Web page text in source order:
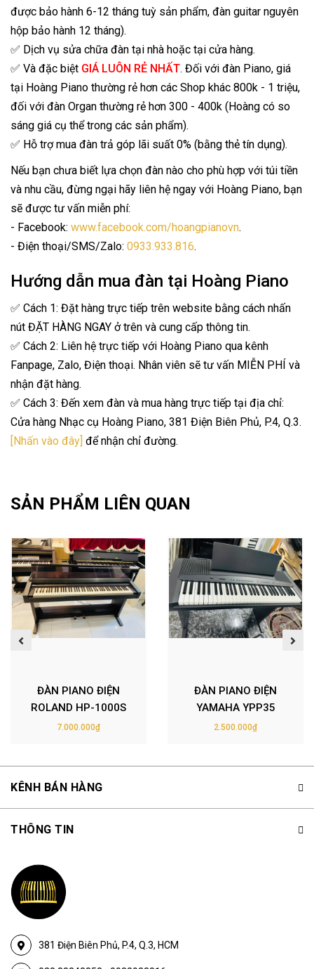
được bảo hành 6-12 tháng tuỳ sản phẩm, đàn guitar nguyên
hộp bảo hành 12 tháng).
✅ Dịch vụ sửa chữa đàn tại nhà hoặc tại cửa hàng.
✅ Và đặc biệt GIÁ LUÔN RẺ NHẤT. Đối với đàn Piano, giá
tại Hoàng Piano thường rẻ hơn các Shop khác 800k - 1 triệu,
đối với đàn Organ thường rẻ hơn 300 - 400k (Hoàng có so
sáng giá cụ thể trong các sản phẩm).
✅ Hỗ trợ mua đàn trả góp lãi suất 0% (bằng thẻ tín dụng).
Nếu bạn chưa biết lựa chọn đàn nào cho phù hợp với túi tiền
và nhu cầu, đừng ngại hãy liên hệ ngay với Hoàng Piano, bạn
sẽ được tư vấn miễn phí:
- Facebook: www.facebook.com/hoangpianovn.
- Điện thoại/SMS/Zalo: 0933.933.816.
Hướng dẫn mua đàn tại Hoàng Piano
✅ Cách 1: Đặt hàng trực tiếp trên website bằng cách nhấn
nút ĐẶT HÀNG NGAY ở trên và cung cấp thông tin.
✅ Cách 2: Liên hệ trực tiếp với Hoàng Piano qua kênh
Fanpage, Zalo, Điện thoại. Nhân viên sẽ tư vấn MIỄN PHÍ và
nhận đặt hàng.
✅ Cách 3: Đến xem đàn và mua hàng trực tiếp tại địa chỉ:
Cửa hàng Nhạc cụ Hoàng Piano, 381 Điện Biên Phủ, P.4, Q.3.
[Nhấn vào đây] để nhận chỉ đường.
SẢN PHẨM LIÊN QUAN
ĐÀN PIANO ĐIỆN
ROLAND HP-1000S
7.000.000₫
ĐÀN PIANO ĐIỆN
YAMAHA YPP35
2.500.000₫
KÊNH BÁN HÀNG
381 Điện Biên Phủ, P.4, Q.3, HCM
THÔNG TIN